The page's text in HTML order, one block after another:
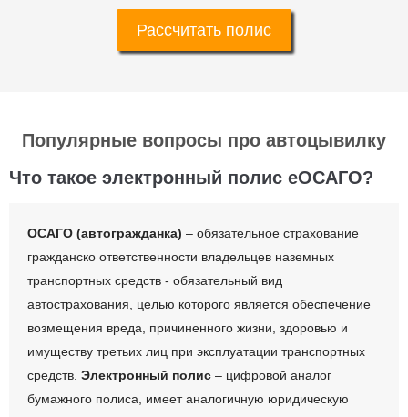
Рассчитать полис
Популярные вопросы про автоцывилку
Что такое электронный полис еОСАГО?
ОСАГО (автогражданка) – обязательное страхование
гражданско ответственности владельцев наземных
транспортных средств - обязательный вид
автострахования, целью которого является обеспечение
возмещения вреда, причиненного жизни, здоровью и
имуществу третьих лиц при эксплуатации транспортных
средств. Электронный полис – цифровой аналог
бумажного полиса, имеет аналогичную юридическую